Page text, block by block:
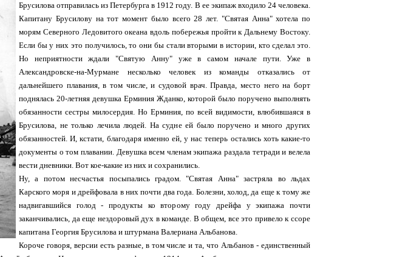
Брусилова отправилась из Петербурга в 1912 году. В ее экипаж входило 24 человека.
Капитану Брусилову на тот момент было всего 28 лет. "Святая Анна" хотела по
морям Северного Ледовитого океана вдоль побережья пройти к Дальнему Востоку.
Если бы у них это получилось, то они бы стали вторыми в истории, кто сделал это.
Но неприятности ждали "Святую Анну" уже в самом начале пути. Уже в
Александровске-на-Мурмане несколько человек из команды отказались от
дальнейшего плавания, в том числе, и судовой врач. Правда, место него на борт
поднялась 20-летняя девушка Ерминия Жданко, которой было поручено выполнять
обязанности сестры милосердия. Но Ерминия, по всей видимости, влюбившаяся в
Брусилова, не только лечила людей. На судне ей было поручено и много других
обязанностей. И, кстати, благодаря именно ей, у нас теперь остались хоть какие-то
документы о том плавании. Девушка всем членам экипажа раздала тетради и велела
вести дневники. Вот кое-какие из них и сохранились.
Ну, а потом несчастья посыпались градом. "Святая Анна" застряла во льдах
Карского моря и дрейфовала в них почти два года. Болезни, холод, да еще к тому же
надвигавшийся голод - продукты ко второму году дрейфа у экипажа почти
заканчивались, да еще нездоровый дух в команде. В общем, все это привело к ссоре
капитана Георгия Брусилова и штурмана Валериана Альбанова.
Короче говоря, версии есть разные, в том числе и та, что Альбанов - единственный